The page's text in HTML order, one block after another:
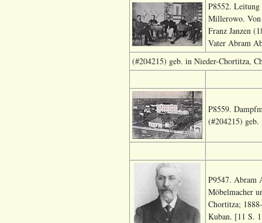
P8552.
Millerowo. Von
Franz Janzen
Vater Abram
(#204215) geb. in Nieder-Chortitza,
P8559.
(#204215)
P9547. Abram
Möbelmacher
Chortitza;
Kuban. [11 S.